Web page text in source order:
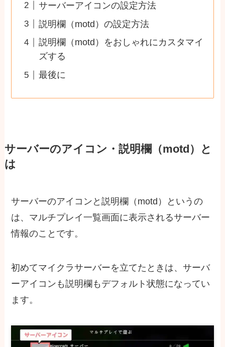
サーバーアイコンの設定方法
説明欄（motd）の設定方法
説明欄（motd）をおしゃれにカスタマイ
ズする
最後に
サーバーのアイコン・説明欄（motd）と
は
サーバーのアイコンと説明欄（motd）というの
は、マルチプレイ一覧画面に表示されるサーバー
情報のことです。
初めてマイクラサーバーを立てたときは、サーバ
ーアイコンも説明欄もデフォルト状態になってい
ます。